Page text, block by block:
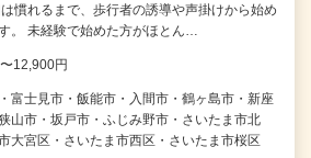
慣れるまで、歩行者の誘導や声掛けから始め
。 未経験で始めた方がほとん…
12,900円
富士見市・飯能市・入間市・鶴ヶ島市・新座
山市・坂戸市・ふじみ野市・さいたま市北
大宮区・さいたま市西区・さいたま市桜区